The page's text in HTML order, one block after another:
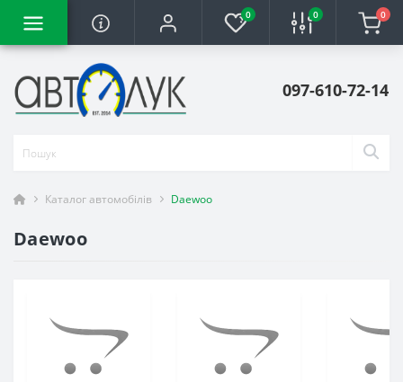
0 0 0
097-610-72-14
Каталог автомобілів Daewoo
Daewoo